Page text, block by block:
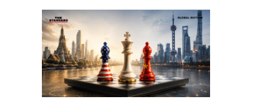
ส่วนยุทธศาสตร์ไทย –
อินโดนีเซีย